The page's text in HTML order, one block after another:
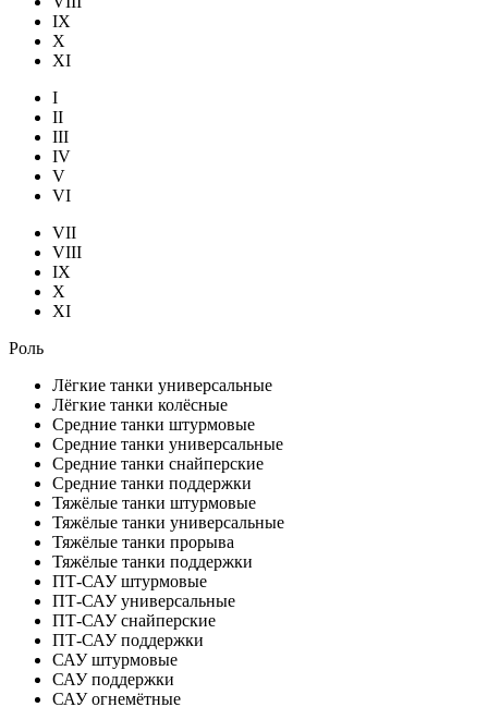
IX
X
XI
I
II
III
IV
V
VI
VII
VIII
IX
X
XI
Роль
Лёгкие танки универсальные
Лёгкие танки колёсные
Средние танки штурмовые
Средние танки универсальные
Средние танки снайперские
Средние танки поддержки
Тяжёлые танки штурмовые
Тяжёлые танки универсальные
Тяжёлые танки прорыва
Тяжёлые танки поддержки
ПТ-САУ штурмовые
ПТ-САУ универсальные
ПТ-САУ снайперские
ПТ-САУ поддержки
САУ штурмовые
САУ поддержки
САУ огнемётные